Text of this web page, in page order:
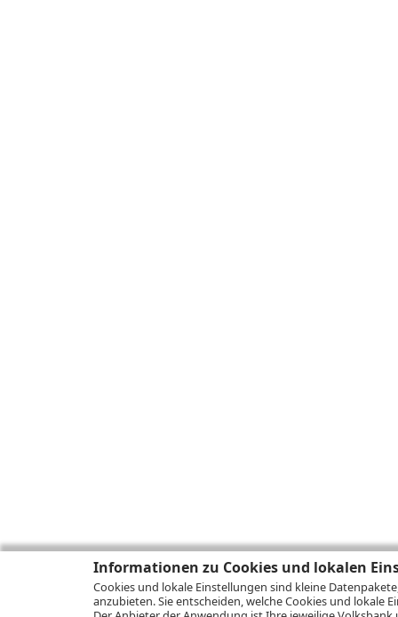
Informationen zu Cookies und lokalen
Cookies und lokale Einstellungen sind kleine
anzubieten. Sie entscheiden, welche Cookies und lokale